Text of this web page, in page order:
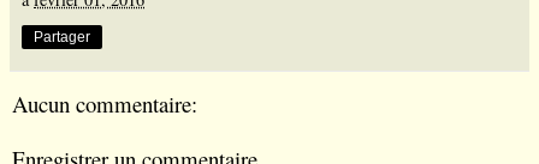
Partager
Aucun commentaire: